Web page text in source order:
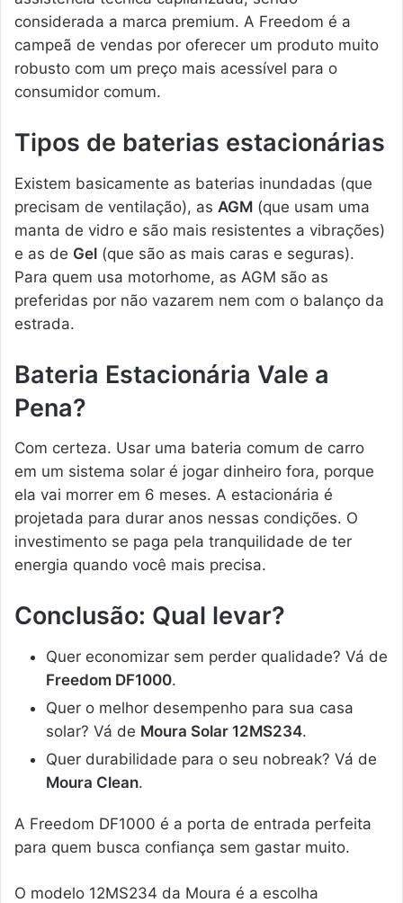
considerada a marca premium. A Freedom é a
campeã de vendas por oferecer um produto muito
robusto com um preço mais acessível para o
consumidor comum.
Tipos de baterias estacionárias
Existem basicamente as baterias inundadas (que
precisam de ventilação), as AGM (que usam uma
manta de vidro e são mais resistentes a vibrações)
e as de Gel (que são as mais caras e seguras).
Para quem usa motorhome, as AGM são as
preferidas por não vazarem nem com o balanço da
estrada.
Bateria Estacionária Vale a
Pena?
Com certeza. Usar uma bateria comum de carro
em um sistema solar é jogar dinheiro fora, porque
ela vai morrer em 6 meses. A estacionária é
projetada para durar anos nessas condições. O
investimento se paga pela tranquilidade de ter
energia quando você mais precisa.
Conclusão: Qual levar?
Quer economizar sem perder qualidade? Vá de
Freedom DF1000.
Quer o melhor desempenho para sua casa
solar? Vá de Moura Solar 12MS234.
Quer durabilidade para o seu nobreak? Vá de
Moura Clean.
A Freedom DF1000 é a porta de entrada perfeita
para quem busca confiança sem gastar muito.
O modelo 12MS234 da Moura é a escolha